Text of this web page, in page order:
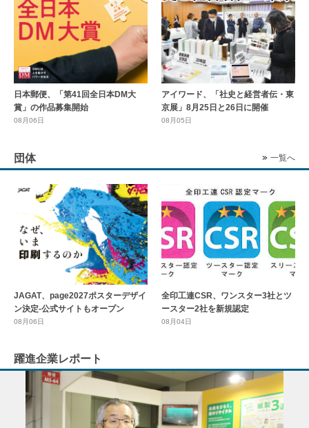
日本郵便、「第41回全日本DM大
賞」の作品募集開始
08月06日
アイワード、「社史と経営者伝・東
京展」8月25日と26日に開催
08月05日
団体 一覧へ
JAGAT、page2027ポスターデザイ
ン決定-公式サイトもオープン
08月06日
全印工連CSR、ワンスター3社とツ
ースター2社を新規認定
08月04日
躍進企業レポート